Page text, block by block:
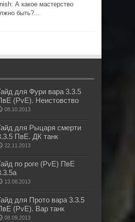
А какое мастерство
быть?...
для Фури вара 3.3.5
(PvE). Неистовство
08.10.2013
для Рыцаря смерти
ПвЕ. ДК танк
22.11.2013
по роге (PvE) ПвЕ
13.08.2013
для Прото вара 3.3.5
(PvE). Вар танк
08.09.2013